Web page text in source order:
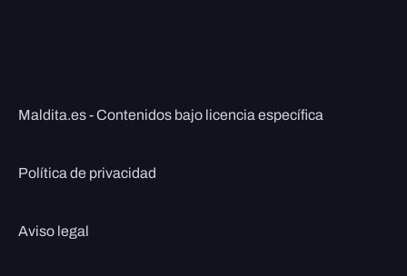
Maldita.es - Contenidos bajo licencia específica
Política de privacidad
Aviso legal